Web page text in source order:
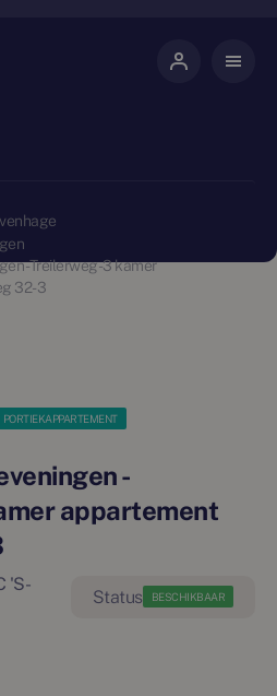
- Treilerweg - 3 kamer
32-3
PORTIEKAPPARTEMENT
-
appartement
'S-
BESCHIKBAAR